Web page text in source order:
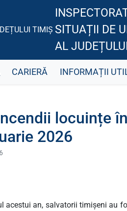
SITUAȚII DE
AL
CARIERĂ INFORMAȚII
locuințe
2026
acestui an, salvatorii timișeni au